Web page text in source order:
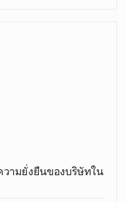
ามยั่งยืนของบริษัทใน